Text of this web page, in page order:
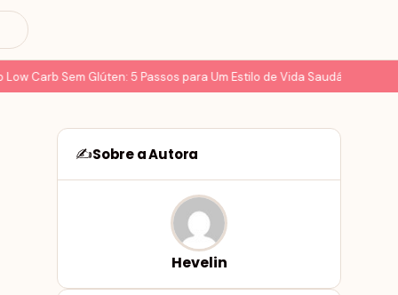
Carb Sem Glúten: 5 Passos para Um Estilo de Vida Saudável
✍️Sobre a Autora
Hevelin